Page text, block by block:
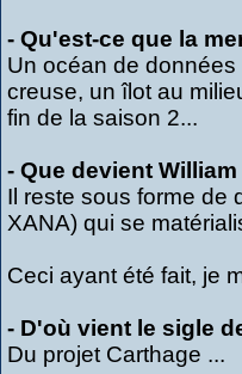
- Qu'est-ce que la
Un océan de
creuse, un îlot au
fin de la saison 2...
- Que devient
Il reste sous forme de
XANA) qui se
Ceci ayant été fait, je
- D'où vient le sigle
Du projet Carthage ...